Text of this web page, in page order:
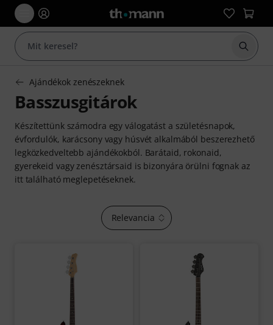
Ajándékok zenészeknek
Basszusgitárok
Készítettünk számodra egy válogatást a születésnapok,
évfordulók, karácsony vagy húsvét alkalmából beszerezhető
legközkedveltebb ajándékokból. Barátaid, rokonaid,
gyerekeid vagy zenésztársaid is bizonyára örülni fognak az
itt található meglepetéseknek.
Relevancia